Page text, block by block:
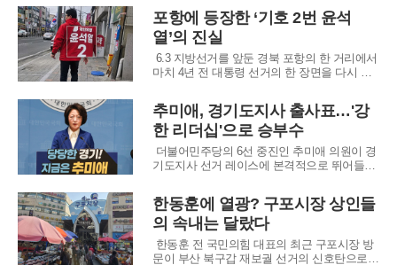
다. 정청래 대표는 시·도당위원장들과의 회의
에서 당원들의 참여를 극대화하는 경선을 통해
승리의 발판을 마련하겠다고 천명하며, 전국의
당 조직에 필승 결의를 다졌다.정 대표는 이
포항에 등장한 ‘기호 2번 윤석
열’의 진실
6.3 지방선거를 앞둔 경북 포항의 한 거리에서
마치 4년 전 대통령 선거의 한 장면을 다시 보
민의힘의 상징색인 빨간색 점퍼에 ‘2번 윤석
열’이라는 이름이 선명하게 새겨진 후보가 유
권자들에게 인사를 건네는 모습이 포착된 것이
다. 이 모습은 지난 대선 당시 윤석열 전
추미애, 경기도지사 출사표…'강
한 리더십'으로 승부수
더불어민주당의 6선 중진인 추미애 의원이 경
기도지사 선거 레이스에 본격적으로 뛰어들었
출마를 공식화하며, 혁신적이고 당당한 리더십
으로 경기도의 새로운 기준을 만들겠다는 포부
를 밝혔다. 그는 출퇴근 문제와 남북 격차를 경
기도가 해결해야 할 최우선 과제로 지목하며
도민
한동훈에 열광? 구포시장 상인들
의 속내는 달랐다
한동훈 전 국민의힘 대표의 최근 구포시장 방
문이 부산 북구갑 재보궐 선거의 신호탄으로